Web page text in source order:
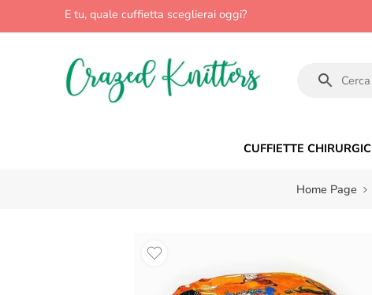
E tu, quale cuffietta sceglierai oggi?
CUFFIETTE
Home Page